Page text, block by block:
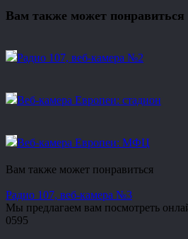
Вам также может понравиться
Радио 107, веб-камера №2
Веб-камера Европеи: стадион
Веб-камера Европеи: МФЦ
Вам также может понравиться
Радио 107, веб-камера №3
Мы предлагаем вам посмотреть
0595